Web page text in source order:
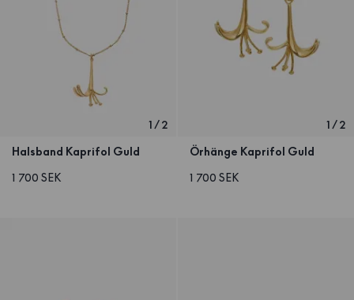
1/2
Halsband Kaprifol Guld
1 700 SEK
1/2
Örhänge Kaprifol Guld
1 700 SEK